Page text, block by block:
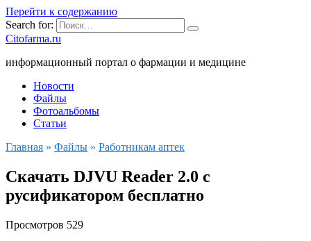
Перейти к содержанию
Search for:
Citofarma.ru
информационный портал о фармации и медицине
Новости
Файлы
Фотоальбомы
Статьи
Главная » Файлы » Работникам аптек
Скачать DJVU Reader 2.0 с
русификатором бесплатно
Просмотров 529